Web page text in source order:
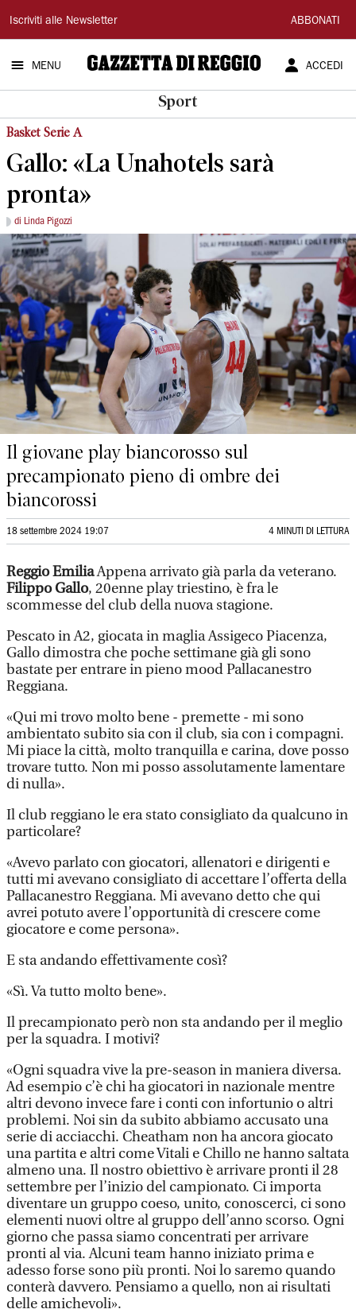
Gazzetta
di
Reggio
Iscriviti alle Newsletter ABBONATI
MENU ACCEDI
Sport
Basket Serie A
Gallo: «La Unahotels sarà
pronta»
di Linda Pigozzi
Il giovane play biancorosso sul
precampionato pieno di ombre dei
biancorossi
18 settembre 2024 19:07 4 MINUTI DI LETTURA
Reggio EmiliaAppena arrivato già parla da veterano.
Filippo Gallo, 20enne play triestino, è fra le
scommesse del club della nuova stagione.
Pescato in A2, giocata in maglia Assigeco Piacenza,
Gallo dimostra che poche settimane già gli sono
bastate per entrare in pieno mood Pallacanestro
Reggiana.
«Qui mi trovo molto bene - premette - mi sono
ambientato subito sia con il club, sia con i compagni.
Mi piace la città, molto tranquilla e carina, dove posso
trovare tutto. Non mi posso assolutamente lamentare
di nulla».
Il club reggiano le era stato consigliato da qualcuno in
particolare?
«Avevo parlato con giocatori, allenatori e dirigenti e
tutti mi avevano consigliato di accettare l’offerta della
Pallacanestro Reggiana. Mi avevano detto che qui
avrei potuto avere l’opportunità di crescere come
giocatore e come persona».
E sta andando effettivamente così?
«Sì. Va tutto molto bene».
Il precampionato però non sta andando per il meglio
per la squadra. I motivi?
«Ogni squadra vive la pre-season in maniera diversa.
Ad esempio c’è chi ha giocatori in nazionale mentre
altri devono invece fare i conti con infortunio o altri
problemi. Noi sin da subito abbiamo accusato una
serie di acciacchi. Cheatham non ha ancora giocato
una partita e altri come Vitali e Chillo ne hanno saltata
almeno una. Il nostro obiettivo è arrivare pronti il 28
settembre per l’inizio del campionato. Ci importa
diventare un gruppo coeso, unito, conoscerci, ci sono
elementi nuovi oltre al gruppo dell’anno scorso. Ogni
giorno che passa siamo concentrati per arrivare
pronti al via. Alcuni team hanno iniziato prima e
adesso forse sono più pronti. Noi lo saremo quando
conterà davvero. Pensiamo a quello, non ai risultati
delle amichevoli».